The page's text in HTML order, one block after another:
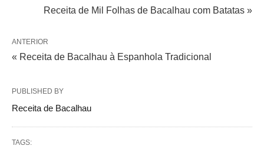
Receita de Mil Folhas de Bacalhau com Batatas »
ANTERIOR
« Receita de Bacalhau à Espanhola Tradicional
PUBLISHED BY
Receita de Bacalhau
TAGS: